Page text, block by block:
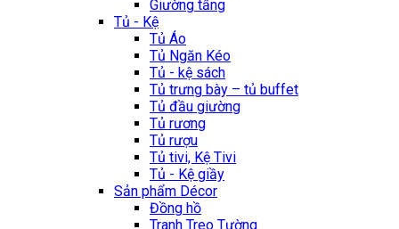
Giường tầng
Tủ - Kệ
Tủ Áo
Tủ Ngăn Kéo
Tủ - kệ sách
Tủ trưng bày – tủ buffet
Tủ đầu giường
Tủ rương
Tủ rượu
Tủ tivi, Kệ Tivi
Tủ - Kệ giầy
Sản phẩm Décor
Đồng hồ
Tranh Treo Tường